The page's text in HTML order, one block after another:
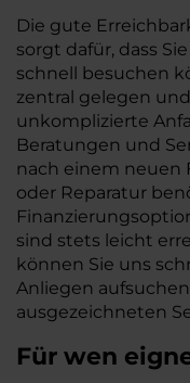
Die gute
sorgt dafür, dass
schnell besuchen
zentral gelegen
unkomplizierte
Beratungen und
nach einem neuen
oder Reparatur
sind stets leicht
können Sie uns
Anliegen
ausgezeichneten
Für wen